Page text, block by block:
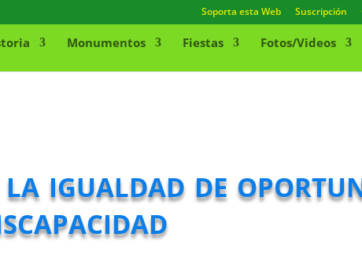
Soporta esta Web Suscripción
Monumentos Fiestas Fotos/Videos
igualdad de